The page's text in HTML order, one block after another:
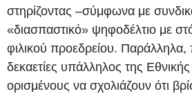
στηρίζοντας –σύμφωνα με
«διασπαστικό» ψηφοδέλτιο με
φιλικού προεδρείου. Παράλληλα,
δεκαετίες υπάλληλος της
ορισμένους να σχολιάζουν ότι